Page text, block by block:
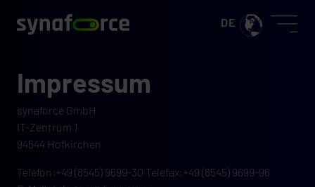
Impressum
synaforce GmbH
IT-Zentrum 1
94544 Hofkirchen
Telefon:+49 (8545) 9699-30 Telefax:+49 (8545) 9699-96